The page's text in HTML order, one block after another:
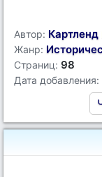
Автор: Картленд
Жанр:
Страниц: 98
Дата добавления: